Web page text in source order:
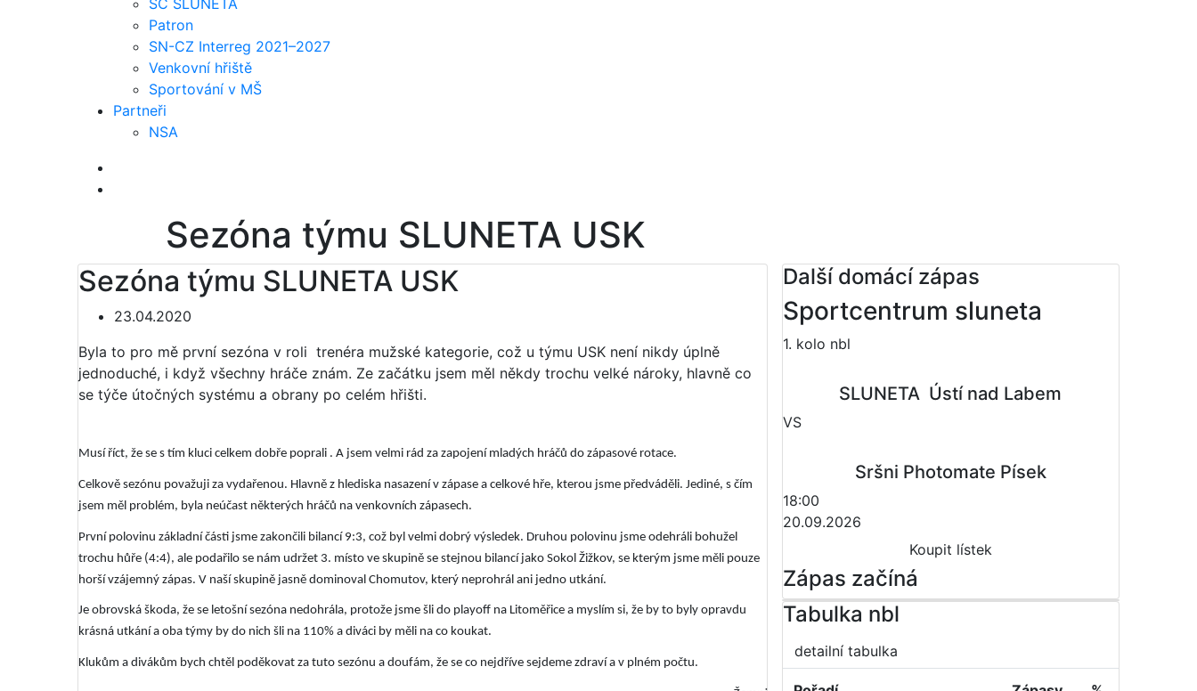
SC SLUNETA
Patron
SN-CZ Interreg 2021–2027
Venkovní hřiště
Sportování v MŠ
Partneři
NSA
Sezóna týmu SLUNETA USK
Sezóna týmu SLUNETA USK
23.04.2020
Byla to pro mě první sezóna v roli trenéra mužské kategorie, což u týmu USK není nikdy úplně
jednoduché, i když všechny hráče znám. Ze začátku jsem měl někdy trochu velké nároky, hlavně co
se týče útočných systému a obrany po celém hřišti.
Musí říct, že se s tím kluci celkem dobře poprali . A jsem velmi rád za zapojení mladých hráčů do zápasové rotace.
Celkově sezónu považuji za vydařenou. Hlavně z hlediska nasazení v zápase a celkové hře, kterou jsme předváděli. Jediné, s čím
jsem měl problém, byla neúčast některých hráčů na venkovních zápasech.
První polovinu základní části jsme zakončili bilancí 9:3, což byl velmi dobrý výsledek. Druhou polovinu jsme odehráli bohužel
trochu hůře (4:4), ale podařilo se nám udržet 3. místo ve skupině se stejnou bilancí jako Sokol Žižkov, se kterým jsme měli pouze
horší vzájemný zápas. V naší skupině jasně dominoval Chomutov, který neprohrál ani jedno utkání.
Je obrovská škoda, že se letošní sezóna nedohrála, protože jsme šli do playoff na Litoměřice a myslím si, že by to byly opravdu
krásná utkání a oba týmy by do nich šli na 110% a diváci by měli na co koukat.
Klukům a divákům bych chtěl poděkovat za tuto sezónu a doufám, že se co nejdříve sejdeme zdraví a v plném počtu.
Další domácí zápas
Sportcentrum sluneta
1. kolo nbl
SLUNETA  Ústí nad Labem
VS
Sršni Photomate Písek
18:00
20.09.2026
Koupit lístek
Zápas začíná
Tabulka nbl
detailní tabulka